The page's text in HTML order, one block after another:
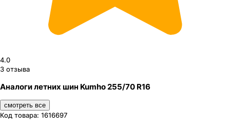
4.0
3 отзыва
Аналоги летних шин Kumho 255/70 R16
смотреть все
Код товара: 1616697